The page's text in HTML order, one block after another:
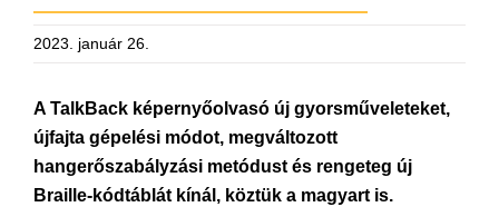
2023. január 26.
A TalkBack képernyőolvasó új gyorsműveleteket,
újfajta gépelési módot, megváltozott
hangerőszabályzási metódust és rengeteg új
Braille-kódtáblát kínál, köztük a magyart is.